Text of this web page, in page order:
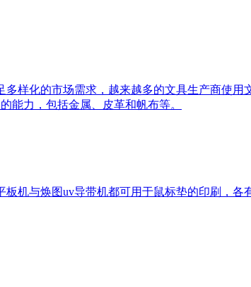
样化的市场需求，越来越多的文具生产商使用
能力，包括金属、皮革和帆布等。
机与焕图uv导带机都可用于鼠标垫的印刷，各